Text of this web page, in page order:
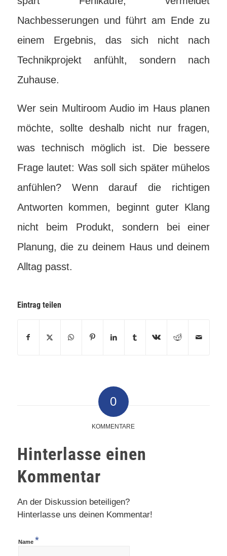
Nachbesserungen und führt am Ende zu
einem Ergebnis, das sich nicht nach
Technikprojekt anfühlt, sondern nach
Zuhause.
Wer sein Multiroom Audio im Haus planen
möchte, sollte deshalb nicht nur fragen,
was technisch möglich ist. Die bessere
Frage lautet: Was soll sich später mühelos
anfühlen? Wenn darauf die richtigen
Antworten kommen, beginnt guter Klang
nicht beim Produkt, sondern bei einer
Planung, die zu deinem Haus und deinem
Alltag passt.
Eintrag teilen
0
KOMMENTARE
Hinterlasse einen
Kommentar
An der Diskussion beteiligen?
Hinterlasse uns deinen Kommentar!
Name *